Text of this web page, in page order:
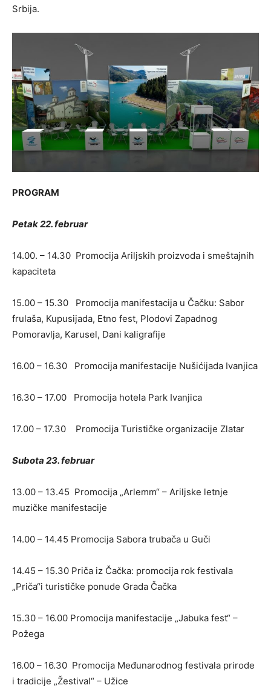
Srbija.
PROGRAM
Petak 22. februar
14.00. – 14.30 Promocija Ariljskih proizvoda i smeštajnih
kapaciteta
15.00 – 15.30 Promocija manifestacija u Čačku: Sabor
frulaša, Kupusijada, Etno fest, Plodovi Zapadnog
Pomoravlja, Karusel, Dani kaligrafije
16.00 – 16.30 Promocija manifestacije Nušićijada Ivanjica
16.30 – 17.00 Promocija hotela Park Ivanjica
17.00 – 17.30 Promocija Turističke organizacije Zlatar
Subota 23. februar
13.00 – 13.45 Promocija „Arlemm“ – Ariljske letnje
muzičke manifestacije
14.00 – 14.45 Promocija Sabora trubača u Guči
14.45 – 15.30 Priča iz Čačka: promocija rok festivala
„Priča“i turističke ponude Grada Čačka
15.30 – 16.00 Promocija manifestacije „Jabuka fest“ –
Požega
16.00 – 16.30 Promocija Međunarodnog festivala prirode
i tradicije „Žestival“ – Užice